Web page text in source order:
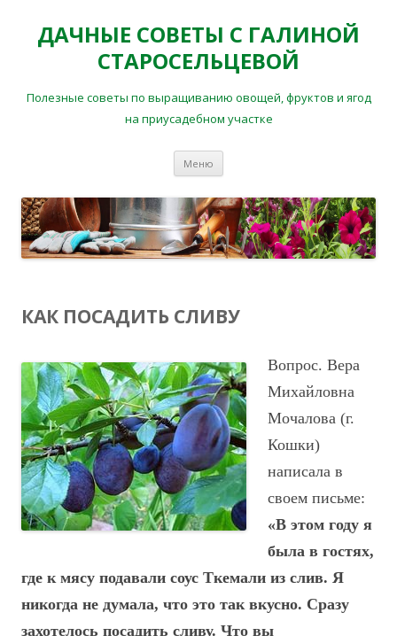
ДАЧНЫЕ СОВЕТЫ С ГАЛИНОЙ
СТАРОСЕЛЬЦЕВОЙ
Полезные советы по выращиванию овощей, фруктов и ягод
на приусадебном участке
Меню
КАК ПОСАДИТЬ СЛИВУ
Вопрос. Вера
Михайловна
Мочалова (г.
Кошки)
написала в
своем письме:
«В этом году я
была в гостях,
где к мясу подавали соус Ткемали из слив. Я
никогда не думала, что это так вкусно. Сразу
захотелось посадить сливу. Что вы